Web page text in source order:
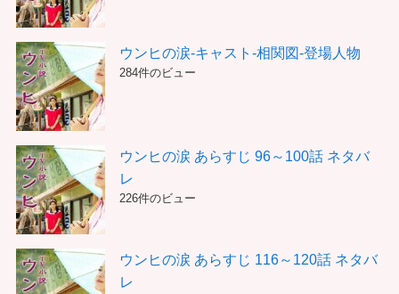
ウンヒの涙-キャスト-相関図-登場人物
284件のビュー
ウンヒの涙 あらすじ 96～100話 ネタバ
レ
226件のビュー
ウンヒの涙 あらすじ 116～120話 ネタバ
レ